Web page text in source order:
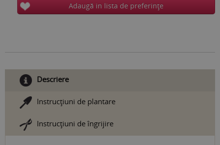
Adaugă in lista de preferinţe
Descriere
Instrucţiuni de plantare
Instrucţiuni de îngrijire